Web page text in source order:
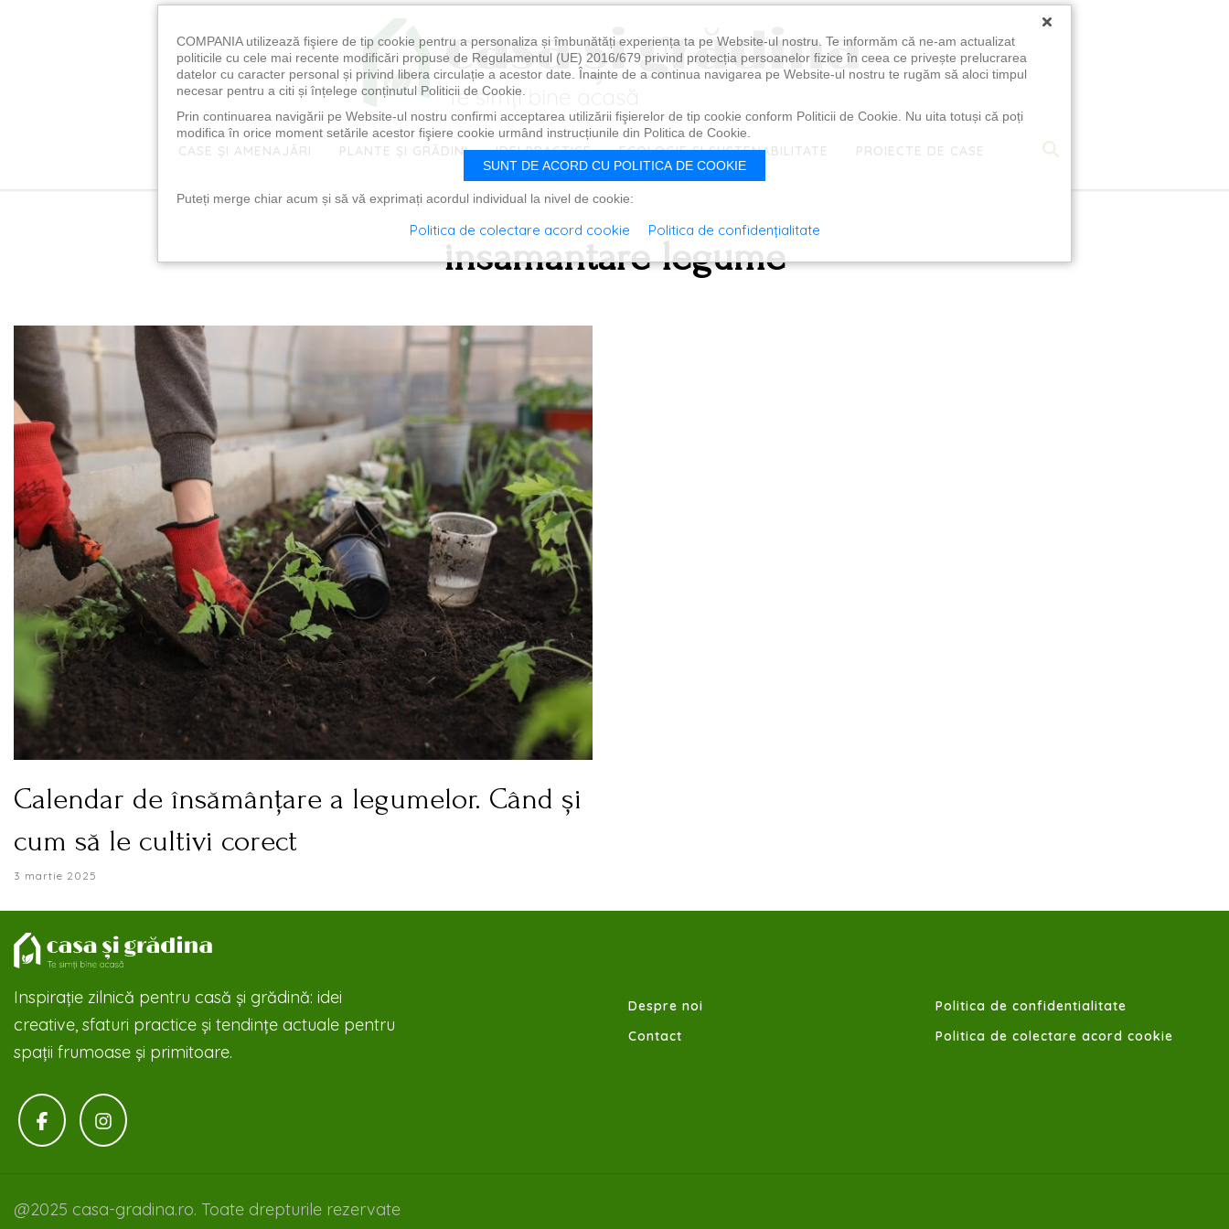
CASE ȘI AMENAJĂRI PLANTE ȘI GRĂDINI IDEI PRACTICE ECOLOGIE ȘI SUSTENABILITATE PROIECTE DE CASE
insamantare legume
Calendar de însămânțare a legumelor. Când și
cum să le cultivi corect
3 martie 2025
Inspirație zilnică pentru casă și grădină: idei
creative, sfaturi practice și tendințe actuale pentru
spații frumoase și primitoare.
Despre noi
Contact
Politica de confidentialitate
Politica de colectare acord cookie
@2025 casa-gradina.ro. Toate drepturile rezervate
×
COMPANIA utilizează fişiere de tip cookie pentru a personaliza și îmbunătăți experiența ta pe Website-ul nostru. Te informăm că ne-am actualizat
politicile cu cele mai recente modificări propuse de Regulamentul (UE) 2016/679 privind protecția persoanelor fizice în ceea ce privește prelucrarea
datelor cu caracter personal și privind libera circulație a acestor date. Înainte de a continua navigarea pe Website-ul nostru te rugăm să aloci timpul
necesar pentru a citi și înțelege conținutul Politicii de Cookie.
Prin continuarea navigării pe Website-ul nostru confirmi acceptarea utilizării fişierelor de tip cookie conform Politicii de Cookie. Nu uita totuși că poți
modifica în orice moment setările acestor fişiere cookie urmând instrucțiunile din Politica de Cookie.
SUNT DE ACORD CU POLITICA DE COOKIE
Puteți merge chiar acum și să vă exprimați acordul individual la nivel de cookie:
Politica de colectare acord cookie Politica de confidențialitate